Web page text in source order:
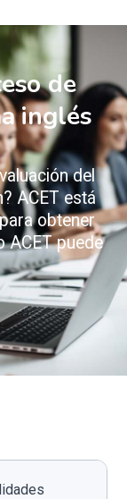
de
inglés
del
ACET está
obtener
ACET puede